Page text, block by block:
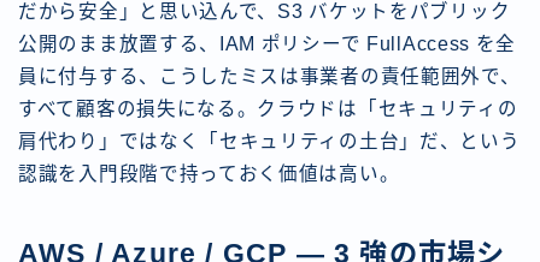
だから安全」と思い込んで、S3 バケットをパブリック
公開のまま放置する、IAM ポリシーで FullAccess を全
員に付与する、こうしたミスは事業者の責任範囲外で、
すべて顧客の損失になる。クラウドは「セキュリティの
肩代わり」ではなく「セキュリティの土台」だ、という
認識を入門段階で持っておく価値は高い。
AWS / Azure / GCP — 3 強の市場シ